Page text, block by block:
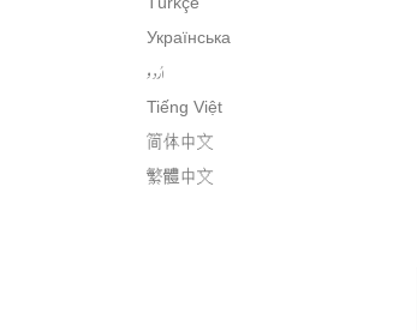
Українська
اُردو
Tiếng Việt
简体中文
繁體中文